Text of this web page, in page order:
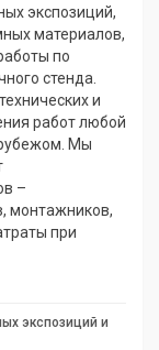
экспозиций,
материалов,
по
стенда.
и
работ любой
Мы
–
монтажников,
при
экспозиций и